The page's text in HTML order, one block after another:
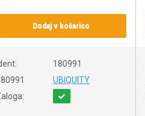
Dodaj v košarico
180991
UBIQUITY